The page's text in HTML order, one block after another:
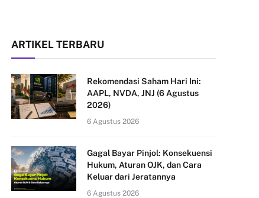
ARTIKEL TERBARU
Rekomendasi Saham Hari Ini:
AAPL, NVDA, JNJ (6 Agustus
2026)
6 Agustus 2026
Gagal Bayar Pinjol: Konsekuensi
Hukum, Aturan OJK, dan Cara
Keluar dari Jeratannya
6 Agustus 2026